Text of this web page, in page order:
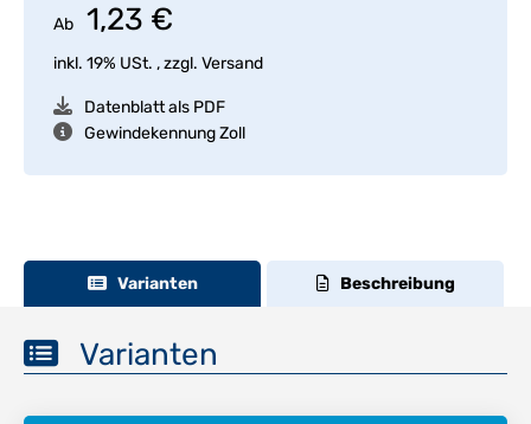
Ab 1,23 €
inkl. 19% USt. , zzgl. Versand
Datenblatt als PDF
Gewindekennung Zoll
Varianten Beschreibung
Varianten